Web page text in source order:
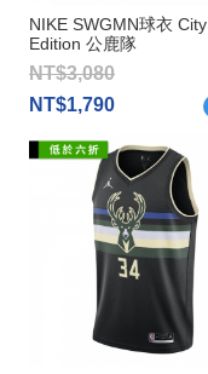
NIKE SWGMN球衣 City
Edition 公鹿隊
Antetokounmpo
NT$3,080
NT$1,790